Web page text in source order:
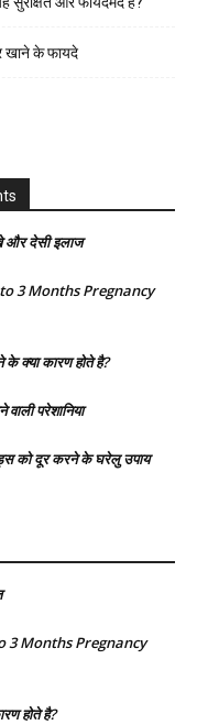
खाने के फायदे
और देसी इलाज
to 3 Months Pregnancy
क्या कारण होते है?
वाली परेशानिया
को दूर करने के घरेलु उपाय
to 3 Months Pregnancy
होते है?